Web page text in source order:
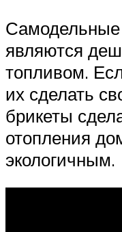
Самодельные
являются
топливом.
их сделать
брикеты
отопления
экологичным.